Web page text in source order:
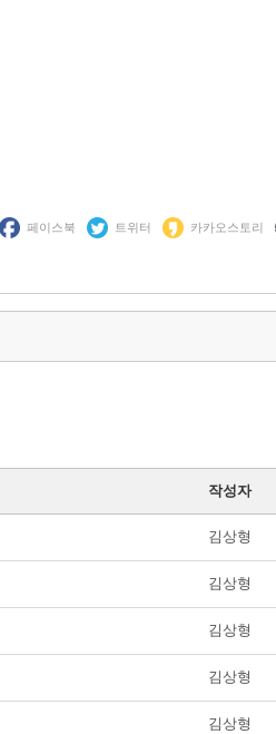
페이스북 트위터 카카오스토리
작성자
김상형
김상형
김상형
김상형
김상형